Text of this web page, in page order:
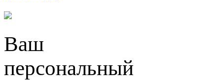
Ваш
персональный